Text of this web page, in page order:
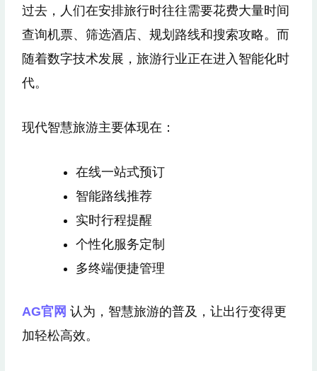
过去，人们在安排旅行时往往需要花费大量时间
查询机票、筛选酒店、规划路线和搜索攻略。而
随着数字技术发展，旅游行业正在进入智能化时
代。
现代智慧旅游主要体现在：
在线一站式预订
智能路线推荐
实时行程提醒
个性化服务定制
多终端便捷管理
AG官网认为，智慧旅游的普及，让出行变得更
加轻松高效。